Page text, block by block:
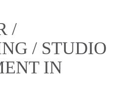
/
/ STUDIO
IN